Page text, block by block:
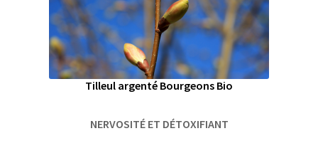
Tilleul argenté Bourgeons Bio
NERVOSITÉ ET DÉTOXIFIANT